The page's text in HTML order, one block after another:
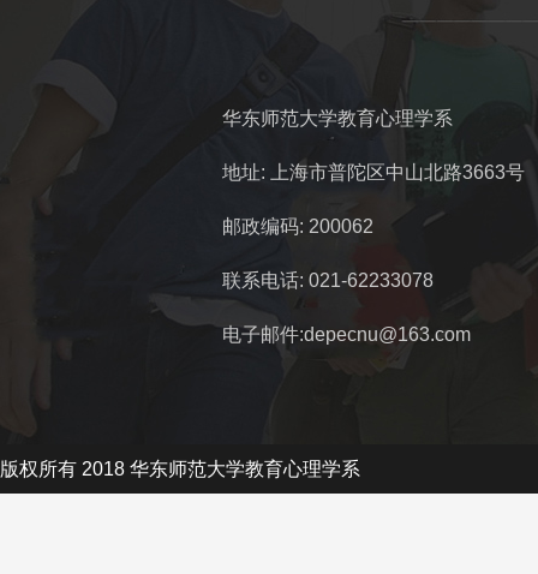
华东师范大学教育心理学系
地址: 上海市普陀区中山北路3663号
邮政编码: 200062
联系电话: 021-62233078
电子邮件:depecnu@163.com
版权所有 2018 华东师范大学教育心理学系